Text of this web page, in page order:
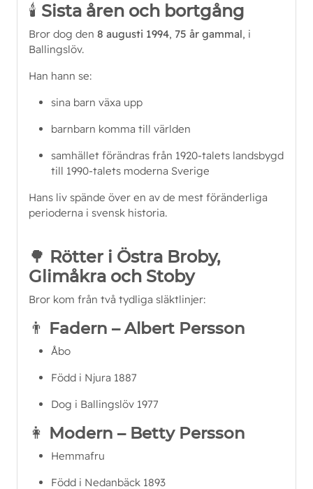
🕯️ Sista åren och bortgång
Bror dog den 8 augusti 1994, 75 år gammal, i
Ballingslöv.
Han hann se:
sina barn växa upp
barnbarn komma till världen
samhället förändras från 1920-talets landsbygd
till 1990-talets moderna Sverige
Hans liv spände över en av de mest föränderliga
perioderna i svensk historia.
🌳 Rötter i Östra Broby,
Glimåkra och Stoby
Bror kom från två tydliga släktlinjer:
👨 Fadern – Albert Persson
Åbo
Född i Njura 1887
Dog i Ballingslöv 1977
👩 Modern – Betty Persson
Hemmafru
Född i Nedanbäck 1893